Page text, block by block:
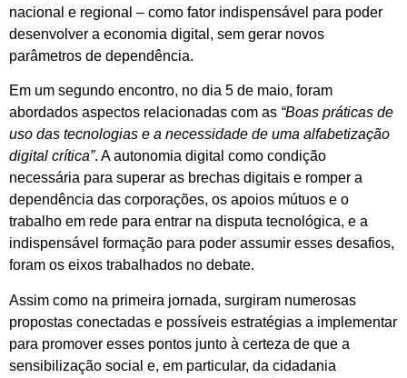
nacional e regional – como fator indispensável para poder
desenvolver a economia digital, sem gerar novos
parâmetros de dependência.
Em um segundo encontro, no dia 5 de maio, foram
abordados aspectos relacionadas com as “Boas práticas de
uso das tecnologias e a necessidade de uma alfabetização
digital crítica”. A autonomia digital como condição
necessária para superar as brechas digitais e romper a
dependência das corporações, os apoios mútuos e o
trabalho em rede para entrar na disputa tecnológica, e a
indispensável formação para poder assumir esses desafios,
foram os eixos trabalhados no debate.
Assim como na primeira jornada, surgiram numerosas
propostas conectadas e possíveis estratégias a implementar
para promover esses pontos junto à certeza de que a
sensibilização social e, em particular, da cidadania